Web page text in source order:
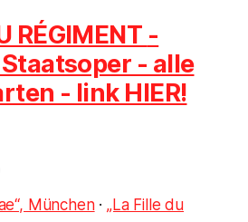
RÉGIMENT -
- alle
- link HIER!
München·„La Fille du